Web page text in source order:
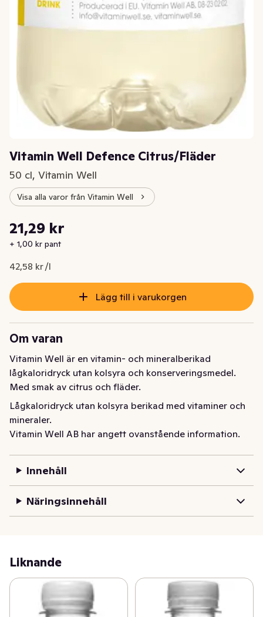
Vitamin Well Defence Citrus/Fläder
50 cl, Vitamin Well
Visa alla varor från Vitamin Well
Nuvarande pris är: 21,29 kr
21,29 kr
+ 1,00 kr pant
42,58 kr /l
Styckpris: 42,58 kr /l
Lägg till i varukorgen
Om varan
Vitamin Well är en vitamin- och mineralberikad
lågkaloridryck utan kolsyra och konserveringsmedel.
Med smak av citrus och fläder.
Lågkaloridryck utan kolsyra berikad med vitaminer och
mineraler.
Vitamin Well AB har angett ovanstående information.
Innehåll
Näringsinnehåll
Liknande